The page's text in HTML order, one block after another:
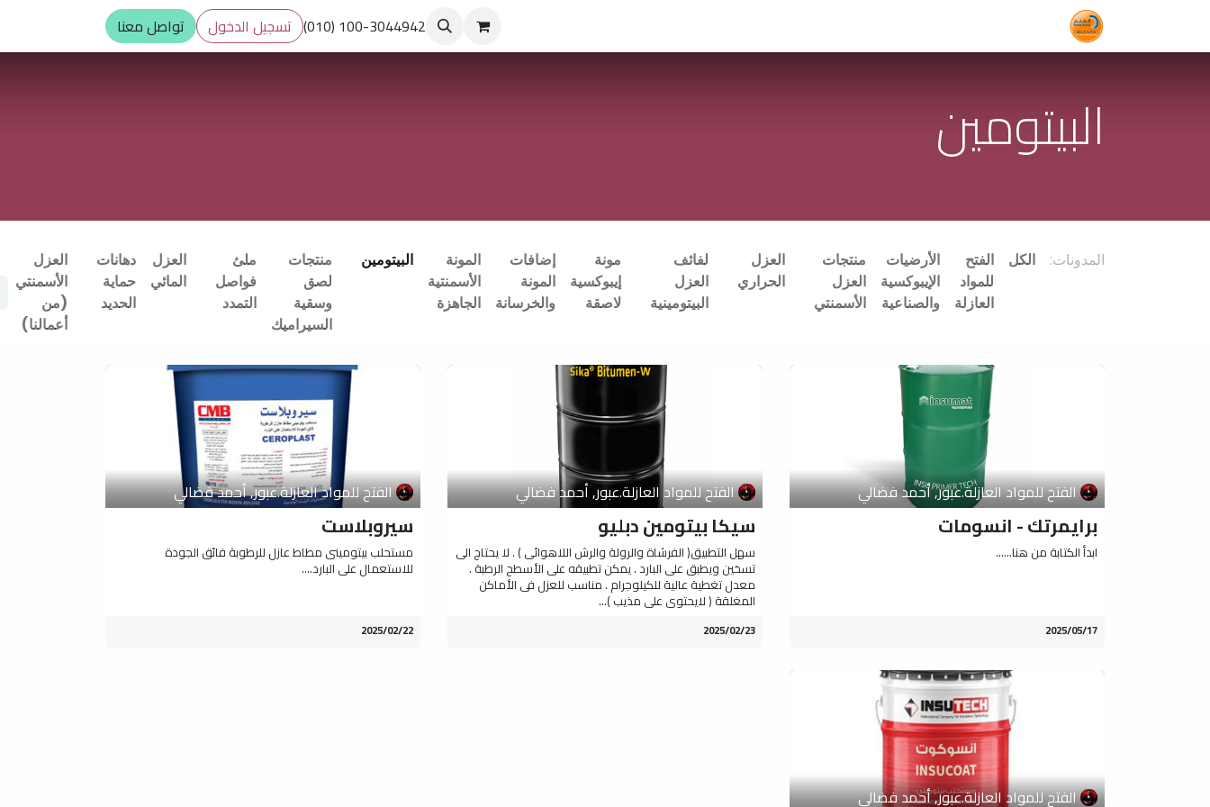
(010) 100-3044942 تسجيل الدخول تواصل معنا
البيتومين
المدونات: الكل
الفتح
للمواد
العازلة
الأرضيات
الإيبوكسية
والصناعية
منتجات
العزل
الأسمنتي
العزل
الحراري
لفائف
العزل
البيتومينية
مونة
إيبوكسية
لاصقة
إضافات
المونة
والخرسانة
المونة
الأسمنتية
الجاهزة
البيتومين
منتجات
لصق
وسقية
السيراميك
ملئ
فواصل
التمدد
العزل
المائي
دهانات
حماية
الحديد
العزل
الأسمنتي
(من
أعمالنا)
الفتح للمواد العازلة.عبور, أحمد فضالي
برايمرتك - انسومات
ابدأ الكتابة من هنا......
17‏/05‏/2025
الفتح للمواد العازلة.عبور, أحمد فضالي
سيكا بيتومين دبليو
سهل التطبيق( الفرشاة والرولة والرش اللاهوائى ) . لا يحتاج الى
تسخين ويطبق على البارد . يمكن تطبيقه على الأسطح الرطبة .
معدل تغطية عالية للكيلوجرام . مناسب للعزل فى الأماكن
المغلقة ( لايحتوى على مذيب )...
23‏/02‏/2025
الفتح للمواد العازلة.عبور, أحمد فضالي
سيروبلاست
مستحلب بيتومينى مطاط عازل للرطوبة فائق الجودة
للاستعمال على البارد....
22‏/02‏/2025
الفتح للمواد العازلة.عبور, أحمد فضالي